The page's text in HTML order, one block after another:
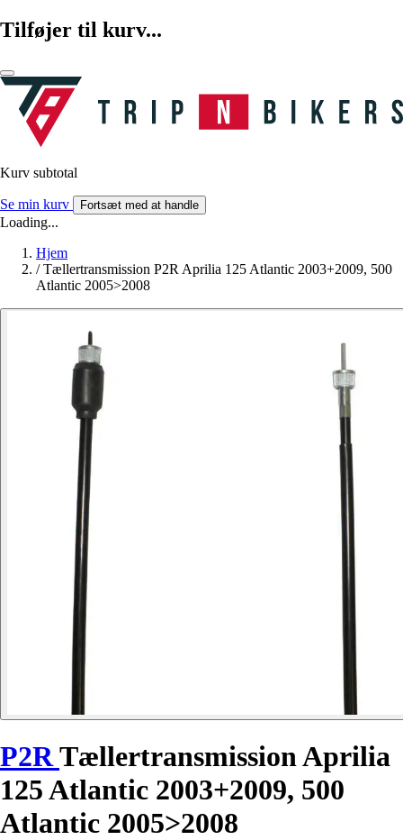
Tilføjer til kurv...
Kurv subtotal
Se min kurv Fortsæt med at handle
Loading...
Hjem
/ Tællertransmission P2R Aprilia 125 Atlantic 2003+2009, 500
Atlantic 2005>2008
P2RTællertransmission Aprilia
125 Atlantic 2003+2009, 500
Atlantic 2005>2008